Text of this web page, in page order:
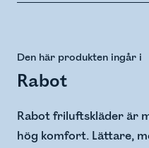
Den här produkten ingår i
Rabot
Rabot friluftskläder är
hög komfort. Lättare,